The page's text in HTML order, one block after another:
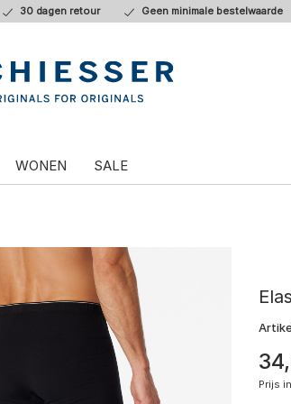
30 dagen retour Geen minimale bestelwaarde
WONEN SALE
34,
Prijs